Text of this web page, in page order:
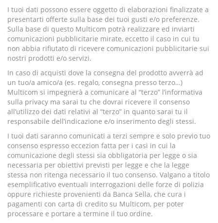
I tuoi dati possono essere oggetto di elaborazioni finalizzate a
presentarti offerte sulla base dei tuoi gusti e/o preferenze.
Sulla base di questo Multicom potrà realizzare ed inviarti
comunicazioni pubblicitarie mirate, eccetto il caso in cui tu
non abbia rifiutato di ricevere comunicazioni pubblicitarie sui
nostri prodotti e/o servizi.
In caso di acquisti dove la consegna del prodotto avverrà ad
un tuo/a amico/a (es. regalo, consegna presso terzo…)
Multicom si impegnerà a comunicare al “terzo” l’informativa
sulla privacy ma sarai tu che dovrai ricevere il consenso
all’utilizzo dei dati relativi al “terzo” in quanto sarai tu il
responsabile dell’indicazione e/o inserimento degli stessi.
I tuoi dati saranno comunicati a terzi sempre e solo previo tuo
consenso espresso eccezion fatta per i casi in cui la
comunicazione degli stessi sia obbligatoria per legge o sia
necessaria per obiettivi previsti per legge e che la legge
stessa non ritenga necessario il tuo consenso. Valgano a titolo
esemplificativo eventuali interrogazioni delle forze di polizia
oppure richieste provenienti da Banca Sella, che cura i
pagamenti con carta di credito su Multicom, per poter
processare e portare a termine il tuo ordine.